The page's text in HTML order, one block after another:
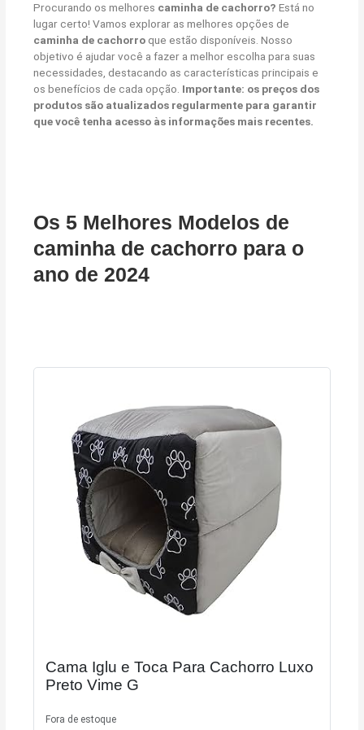
Procurando os melhores caminha de cachorro? Está no
lugar certo! Vamos explorar as melhores opções de
caminha de cachorroque estão disponíveis. Nosso
objetivo é ajudar você a fazer a melhor escolha para suas
necessidades, destacando as características principais e
os benefícios de cada opção. Importante: os preços dos
produtos são atualizados regularmente para garantir
que você tenha acesso às informações mais recentes.
Os 5 Melhores Modelos de
caminha de cachorro para o
ano de 2024
Cama Iglu e Toca Para Cachorro Luxo
Preto Vime G
Fora de estoque